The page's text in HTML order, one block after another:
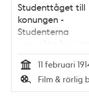
Studenttåget till
konungen -
Studenterna
uppvakta
den 11 februari
Tid
11 februari
Typ
Film & rörlig